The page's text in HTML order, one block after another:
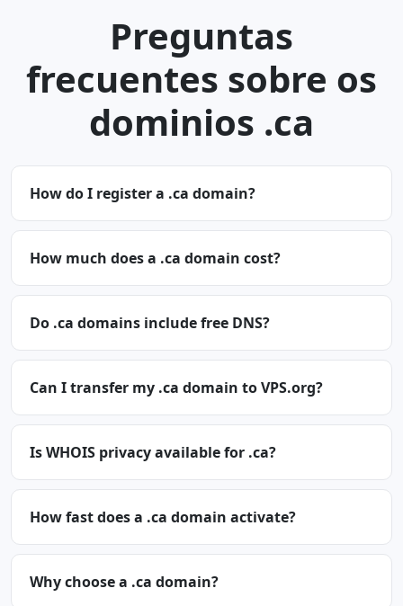
Preguntas
frecuentes sobre os
dominios .ca
How do I register a .ca domain?
How much does a .ca domain cost?
Do .ca domains include free DNS?
Can I transfer my .ca domain to VPS.org?
Is WHOIS privacy available for .ca?
How fast does a .ca domain activate?
Why choose a .ca domain?